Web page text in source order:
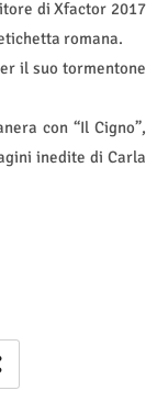
di Xfactor 2017
romana.
il suo tormentone
con “Il Cigno”,
inedite di Carla